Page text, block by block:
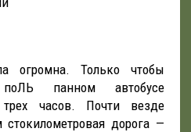
огромна. Только чтобы
панном автобусе
трех часов. Почти везде
стокилометровая дорога —